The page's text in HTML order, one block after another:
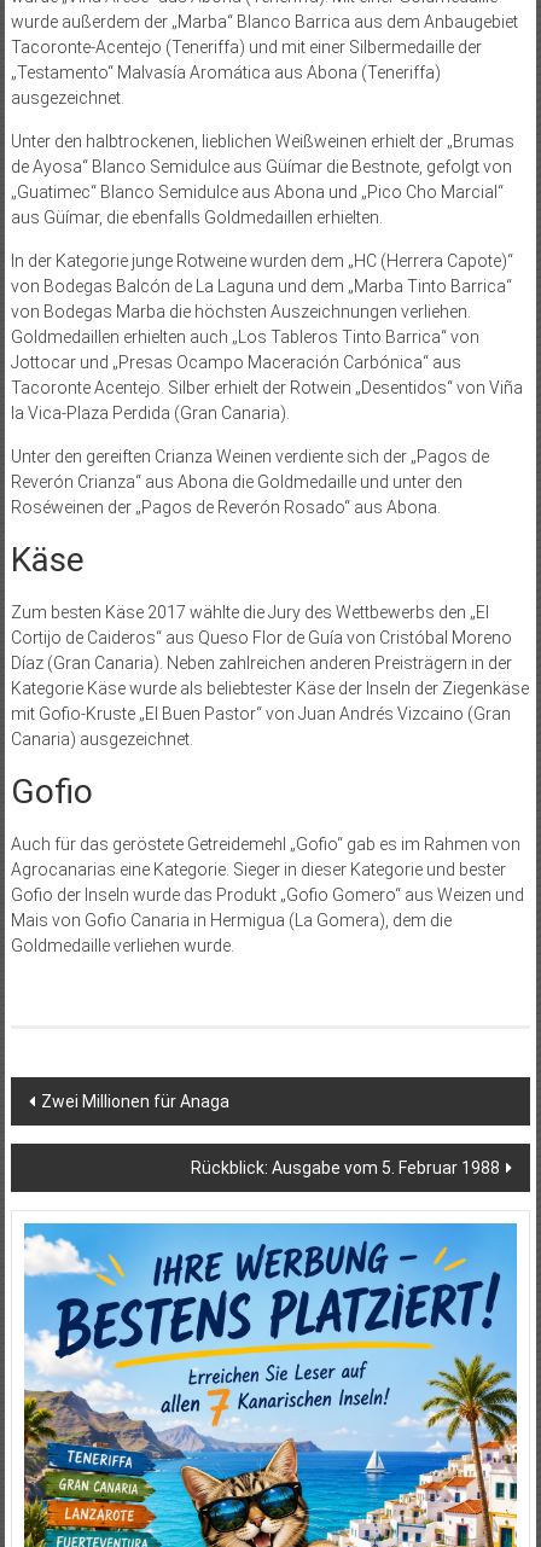
wurde außerdem der „Marba“ Blanco Barrica aus dem Anbaugebiet
Tacoronte-Acentejo (Teneriffa) und mit einer Silbermedaille der
„Testamento“ Malvasía Aromática aus Abona (Teneriffa)
ausgezeichnet.
Unter den halbtrockenen, lieblichen Weißweinen erhielt der „Brumas
de Ayosa“ Blanco Semidulce aus Güímar die Bestnote, gefolgt von
„Guatimec“ Blanco Semidulce aus Abona und „Pico Cho Marcial“
aus Güímar, die ebenfalls Goldmedaillen erhielten.
In der Kategorie junge Rotweine wurden dem „HC (Herrera Capote)“
von Bodegas Balcón de La Laguna und dem „Marba Tinto Barrica“
von Bodegas Marba die höchsten Auszeichnungen verliehen.
Goldmedaillen erhielten auch „Los Tableros Tinto Barrica“ von
Jottocar und „Presas Ocampo Maceración Carbónica“ aus
Tacoronte Acentejo. Silber erhielt der Rotwein „Desentidos“ von Viña
la Vica-Plaza Perdida (Gran Canaria).
Unter den gereiften Crianza Weinen verdiente sich der „Pagos de
Reverón Crianza“ aus Abona die Goldmedaille und unter den
Roséweinen der „Pagos de Reverón Rosado“ aus Abona.
Käse
Zum besten Käse 2017 wählte die Jury des Wettbewerbs den „El
Cortijo de Caideros“ aus Queso Flor de Guía von Cristóbal Moreno
Díaz (Gran Canaria). Neben zahlreichen anderen Preisträgern in der
Kategorie Käse wurde als beliebtester Käse der Inseln der Ziegenkäse
mit Gofio-Kruste „El Buen Pastor“ von Juan Andrés Vizcaino (Gran
Canaria) ausgezeichnet.
Gofio
Auch für das geröstete Getreidemehl „Gofio“ gab es im Rahmen von
Agrocanarias eine Kategorie. Sieger in dieser Kategorie und bester
Gofio der Inseln wurde das Produkt „Gofio Gomero“ aus Weizen und
Mais von Gofio Canaria in Hermigua (La Gomera), dem die
Goldmedaille verliehen wurde.
Beitragsnavigation
Zwei Millionen für Anaga
Rückblick: Ausgabe vom 5. Februar 1988